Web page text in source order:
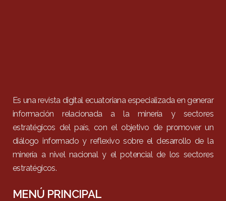
Es una revista digital ecuatoriana especializada en generar
información relacionada a la minería y sectores
estratégicos del país, con el objetivo de promover un
diálogo informado y reflexivo sobre el desarrollo de la
minería a nivel nacional y el potencial de los sectores
estratégicos.
MENÚ PRINCIPAL